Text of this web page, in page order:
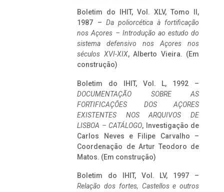
Boletim do IHIT, Vol. XLV, Tomo II,
1987 – Da poliorcética à fortificação
nos Açores – Introdução ao estudo do
sistema defensivo nos Açores nos
séculos XVI-XIX, Alberto Vieira. (Em
construção)
Boletim do IHIT, Vol. L, 1992 –
DOCUMENTAÇÃO SOBRE AS
FORTIFICAÇÕES DOS AÇORES
EXISTENTES NOS ARQUIVOS DE
LISBOA – CATÁLOGO, Investigação de
Carlos Neves e Filipe Carvalho –
Coordenação de Artur Teodoro de
Matos. (Em construção)
Boletim do IHIT, Vol. LV, 1997 –
Relação dos fortes, Castellos e outros